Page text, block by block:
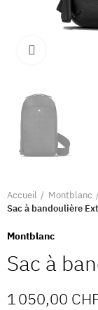
Accueil Montblanc
Sac à bandoulière
Montblanc
Sac à
1 050,00